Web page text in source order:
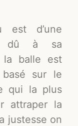
est d’une
dû à sa
la balle est
basé sur le
qui la plus
attraper la
justesse on